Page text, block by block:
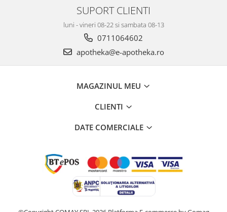
SUPORT CLIENTI
luni - vineri 08-22 si sambata 08-13
0711064602
apotheka@e-apotheka.ro
MAGAZINUL MEU
CLIENTI
DATE COMERCIALE